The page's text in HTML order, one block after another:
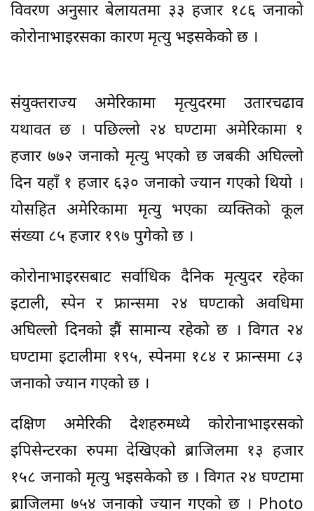
विवरण अनुसार बेलायतमा ३३ हजार १८६ जनाको
कोरोनाभाइरसका कारण मृत्यु भइसकेको छ ।
संयुक्तराज्य अमेरिकामा मृत्युदरमा उतारचढाव
यथावत छ । पछिल्लो २४ घण्टामा अमेरिकामा १
हजार ७७२ जनाको मृत्यु भएको छ जबकी अघिल्लो
दिन यहाँ १ हजार ६३० जनाको ज्यान गएको थियो ।
योसहित अमेरिकामा मृत्यु भएका व्यक्तिको कूल
संख्या ८५ हजार १९७ पुगेको छ ।
कोरोनाभाइरसबाट सर्वाधिक दैनिक मृत्युदर रहेका
इटाली, स्पेन र फ्रान्समा २४ घण्टाको अवधिमा
अघिल्लो दिनको झैं सामान्य रहेको छ । विगत २४
घण्टामा इटालीमा १९५, स्पेनमा १८४ र फ्रान्समा ८३
जनाको ज्यान गएको छ ।
दक्षिण अमेरिकी देशहरुमध्ये कोरोनाभाइरसको
इपिसेन्टरका रुपमा देखिएको ब्राजिलमा १३ हजार
१५८ जनाको मृत्यु भइसकेको छ । विगत २४ घण्टामा
ब्राजिलमा ७५४ जनाको ज्यान गएको छ । Photo